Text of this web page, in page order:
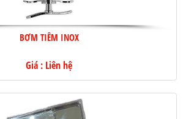
BƠM TIÊM INOX
Giá : Liên hệ